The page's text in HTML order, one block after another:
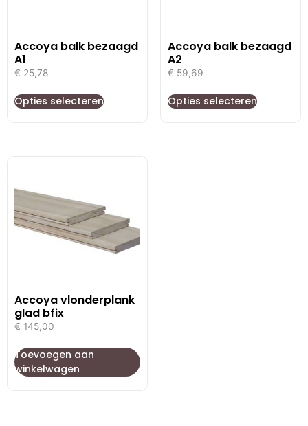
Accoya balk bezaagd
A1
€ 25,78
Opties selecteren
Accoya balk bezaagd
A2
€ 59,69
Opties selecteren
Accoya vlonderplank
glad bfix
€ 145,00
Toevoegen aan
winkelwagen